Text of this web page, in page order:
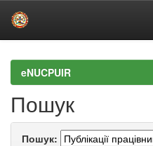
navigationeNUCPUIR
Пошук
Пошук: